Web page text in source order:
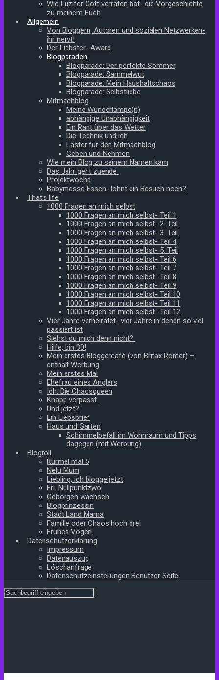
Wie Luzifer Gott verraten hat- die Vorgeschichte
zu meinem Buch
Allgemein
Von Bloggern, Autoren und sozialen Netzwerken-
ihr nervt!
Der Liebster- Award
Blogparaden
Blogparade: Der perfekte Sommer
Blogparade: Sammelwut
Blogparade: Mein Haushaltschaos
Blogparade: Selbstliebe
Mitmachblog
Meine Wunderlampe(n)
abhängige Unabhängigkeit
Ein Rant über das Wetter
Die Technik und ich
Laster für den Mitmachblog
Geben und Nehmen
Wie mein Blog zu seinem Namen kam
Das Jahr geht zuende
Projektwoche
Babymesse Essen- lohnt ein Besuch noch?
That’s life
1000 Fragen an mich selbst
1000 Fragen an mich selbst- Teil 1
1000 Fragen an mich selbst- 2. Teil
1000 Fragen an mich selbst- 3. Teil
1000 Fragen an mich selbst- Teil 4
1000 Fragen an mich selbst- 5. Teil
1000 Fragen an mich selbst- Teil 6
1000 Fragen an mich selbst- Teil 7
1000 Fragen an mich selbst- Teil 8
1000 Fragen an mich selbst- Teil 9
1000 Fragen an mich selbst- Teil 10
1000 Fragen an mich selbst- Teil 11
1000 Fragen an mich selbst- Teil 12
Vier Jahre verheiratet- vier Jahre in denen so viel
passiert ist
Siehst du mich denn nicht?
Hilfe, bin 30!
Mein erstes Bloggercafé (von Britax Römer) –
enthält Werbung
Mein erstes Mal
Ehefrau eines Anglers
Ich: Die Chaosqueen
Knapp verpasst
Und jetzt?
Ein Liebsbrief
Haus und Garten
Schimmelbefall im Wohnraum und Tipps
dagegen (mit Werbung)
Blogroll
Kurmel mal 5
Nelu Mum
Liebling, ich blogge jetzt
Frl. Nullpunktzwo
Geborgen wachsen
Blogprinzessin
Stadt Land Mama
Familie oder Chaos hoch drei
Frühes Vogerl
Datenschutzerklärung
Impressum
Datenauszug
Löschanfrage
Datenschutzeinstellungen Benutzer Seite